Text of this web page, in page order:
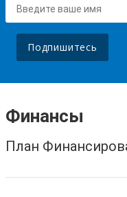
Подпишитесь
Финансы
План